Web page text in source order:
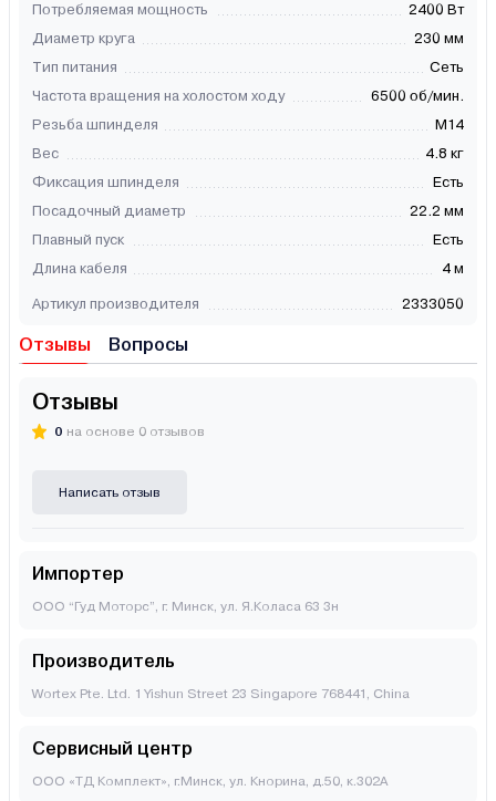
Потребляемая мощность
2400 Вт
Диаметр круга
230 мм
Тип питания
Сеть
Частота вращения на холостом ходу
6500 об/мин.
Резьба шпинделя
М14
Вес
4.8 кг
Фиксация шпинделя
Есть
Посадочный диаметр
22.2 мм
Плавный пуск
Есть
Длина кабеля
4 м
Артикул производителя 2333050
Отзывы Вопросы
Отзывы
0 на основе 0 отзывов
Написать отзыв
Импортер
ООО “Гуд Моторс”, г. Минск, ул. Я.Коласа 63 3н
Производитель
Wortex Pte. Ltd. 1 Yishun Street 23 Singapore 768441, China
Сервисный центр
ООО «ТД Комплект», г.Минск, ул. Кнорина, д.50, к.302А